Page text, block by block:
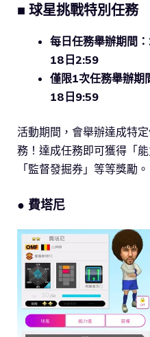
■ 球星挑戰特別任務
每日任務舉辦期間
18日2:59
僅限1次任務舉辦
18日9:59
活動期間，會舉辦達成特
務！達成任務即可獲得「
「監督發掘券」等等獎勵。
● 費塔尼